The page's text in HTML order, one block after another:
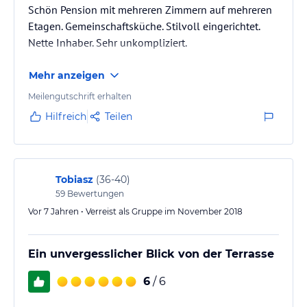
Schön Pension mit mehreren Zimmern auf mehreren
Etagen. Gemeinschaftsküche. Stilvoll eingerichtet.
Nette Inhaber. Sehr unkompliziert.
Mehr anzeigen
Meilengutschrift erhalten
Hilfreich Teilen
Tobiasz (36-40)
59 Bewertungen
Vor 7 Jahren • Verreist als Gruppe im November 2018
Ein unvergesslicher Blick von der Terrasse
6 / 6